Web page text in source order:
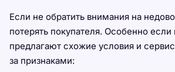
Если не обратить внимания на
потерять покупателя. Особенно если
предлагают схожие условия и
за признаками: